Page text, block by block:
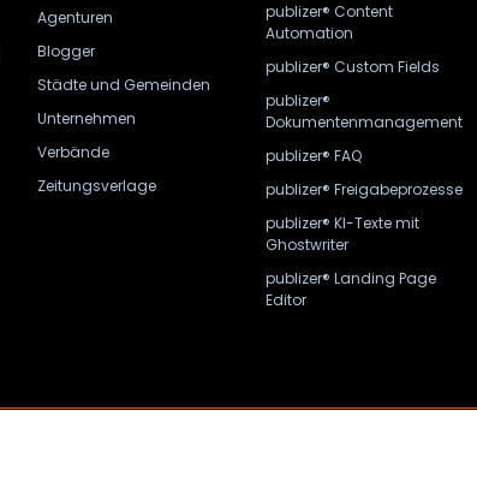
Agenturen
Blogger
Städte und Gemeinden
Unternehmen
Verbände
Zeitungsverlage
publizer® Content
Automation
publizer® Custom Fields
publizer®
Dokumentenmanagement
publizer® FAQ
publizer® Freigabeprozesse
publizer® KI-Texte mit
Ghostwriter
publizer® Landing Page
Editor